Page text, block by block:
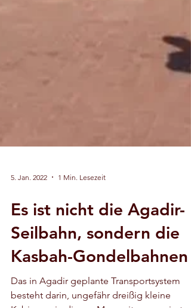
Es ist nicht die Agadir-
Seilbahn, sondern die
Kasbah-Gondelbahnen
Das in Agadir geplante Transportsystem